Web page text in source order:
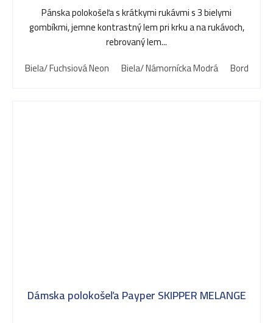
Pánska polokošeľa s krátkymi rukávmi s 3 bielymi
gombíkmi, jemne kontrastný lem pri krku a na rukávoch,
rebrovaný lem...
Biela/ Fuchsiová Neon
Biela/ Námornícka Modrá Bordová/
Dámska polokošeľa Payper SKIPPER MELANGE